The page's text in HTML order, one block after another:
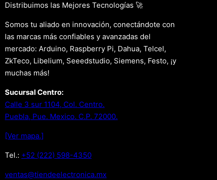
Distribuimos las Mejores Tecnologías 🚀
Somos tu aliado en innovación, conectándote con
las marcas más confiables y avanzadas del
mercado: Arduino, Raspberry Pi, Dahua, Telcel,
ZkTeco, Libelium, Seeedstudio, Siemens, Festo, ¡y
muchas más!
Sucursal Centro:
Calle 3 sur 1104, Col. Centro.
Puebla, Pue. Mexico. C.P. 72000.
[Ver mapa.]
Tel.: +52 (222) 598-4350
xm.acinortceleedneit@satnev